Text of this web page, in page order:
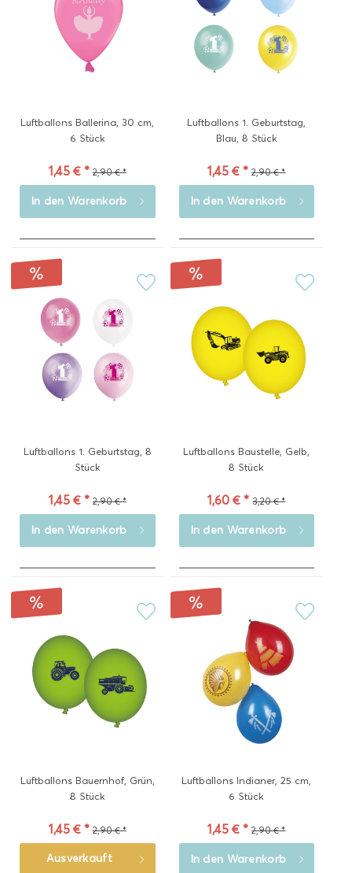
Luftballons Ballerina, 30 cm,
6 Stück
1,45 € * 2,90 € *
In den Warenkorb
Luftballons 1. Geburtstag,
Blau, 8 Stück
1,45 € * 2,90 € *
In den Warenkorb
Luftballons 1. Geburtstag, 8
Stück
1,45 € * 2,90 € *
In den Warenkorb
Luftballons Baustelle, Gelb,
8 Stück
1,60 € * 3,20 € *
In den Warenkorb
Luftballons Bauernhof, Grün,
8 Stück
1,45 € * 2,90 € *
Ausverkauft
Luftballons Indianer, 25 cm,
6 Stück
1,45 € * 2,90 € *
In den Warenkorb